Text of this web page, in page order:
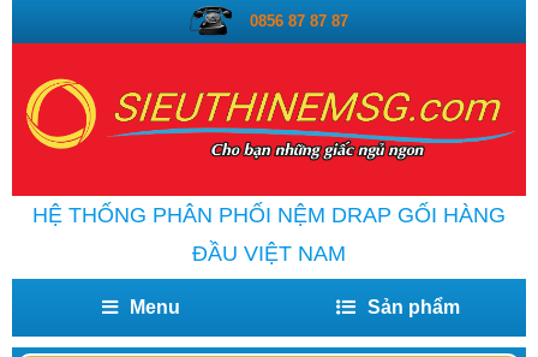
0856 87 87 87
HỆ THỐNG PHÂN PHỐI NỆM DRAP GỐI HÀNG
ĐẦU VIỆT NAM
Menu Sản phẩm